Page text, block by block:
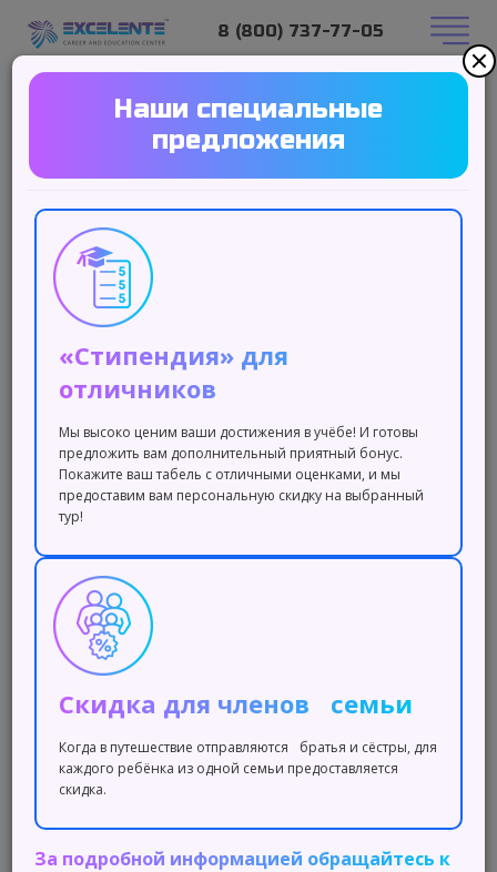
8 (800) 737-77-05
Главная Каталог туров
Летний языковой
лагерь в Харбине
Подарите своему ребенку незабываемый
китайский язык, но и увидеть настоящий
Китай!
Даты тура: 05.07-01.08 (4 недели)
Китай, Харбин
Наши специальные
предложения
«Стипендия» для
отличников
Мы высоко ценим ваши достижения в учёбе! И готовы
предложить вам дополнительный приятный бонус.
Покажите ваш табель с отличными оценками, и мы
предоставим вам персональную скидку на выбранный
тур!
Скидка для членов семьи
Когда в путешествие отправляются братья и сёстры, для
каждого ребёнка из одной семьи предоставляется
скидка.
За подробной информацией обращайтесь к